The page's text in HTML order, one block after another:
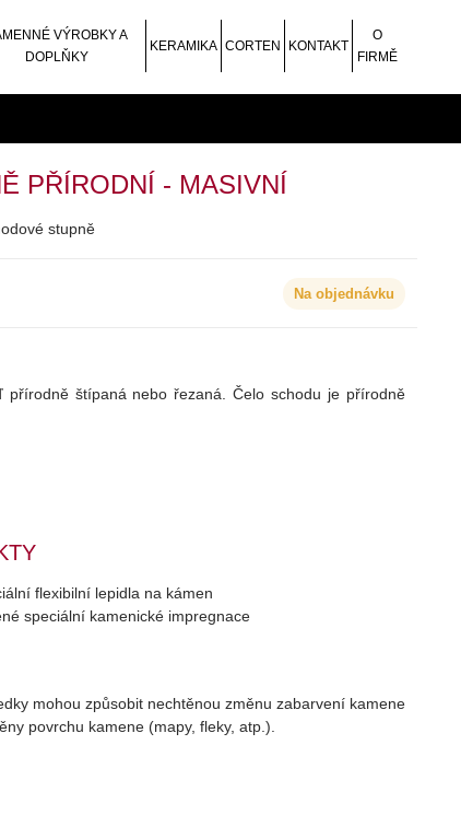
VÝROBKY A
DOPLŇKY
KERAMIKA CORTEN KONTAKT
O
FIRMĚ
PŘÍRODNÍ - MASIVNÍ
stupně
Na objednávku
přírodně štípaná nebo řezaná. Čelo schodu je přírodně
flexibilní lepidla na kámen
speciální kamenické impregnace
mohou způsobit nechtěnou změnu zabarvení kamene
povrchu kamene (mapy, fleky, atp.).